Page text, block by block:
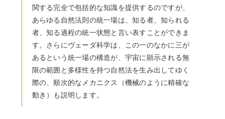
関する完全で包括的な知識を提供するのですが、
あらゆる自然法則の統一場は、知る者、知られる
者、知る過程の統一状態と言い表すことができま
す。さらにヴェーダ科学は、この一のなかに三が
あるという統一場の構造が、宇宙に顕示される無
限の範囲と多様性を持つ自然法を生み出してゆく
際の、順次的なメカニクス（機械のように精確な
動き）も説明します。